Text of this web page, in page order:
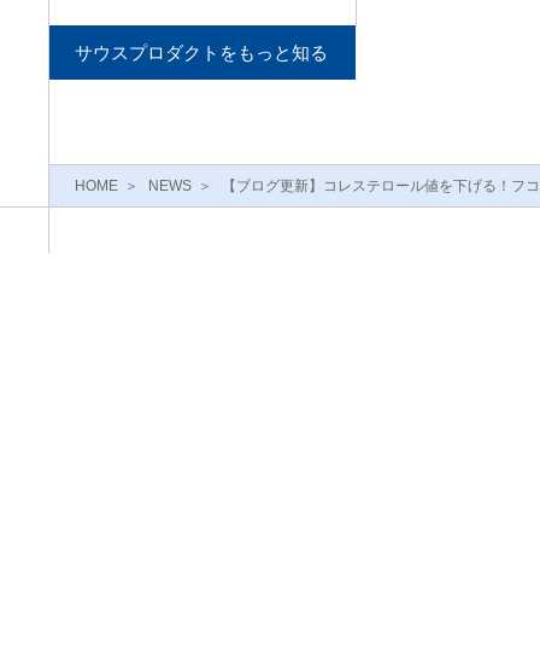
サウスプロダクトをもっと知る
HOME NEWS 【ブログ更新】コレステロール値を下げる！フ